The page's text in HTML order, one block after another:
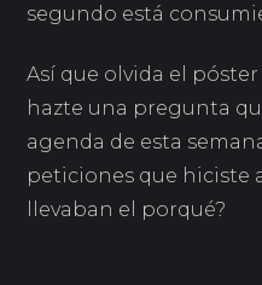
segundo está
Así que olvida el
hazte una pregunta
agenda de esta
peticiones que hiciste
llevaban el porqué?